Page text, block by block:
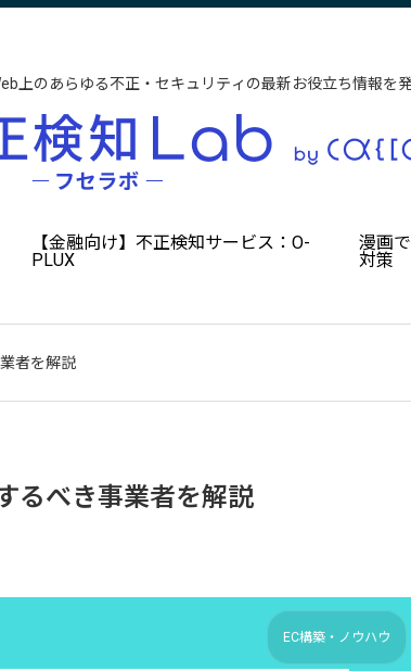
上のあらゆる不正・セキュリティの最新お役立ち情報を
【金融向け】不正検知サービス：O-
PLUX
漫画
対策
者を解説
るべき事業者を解説
EC構築・ノウハウ